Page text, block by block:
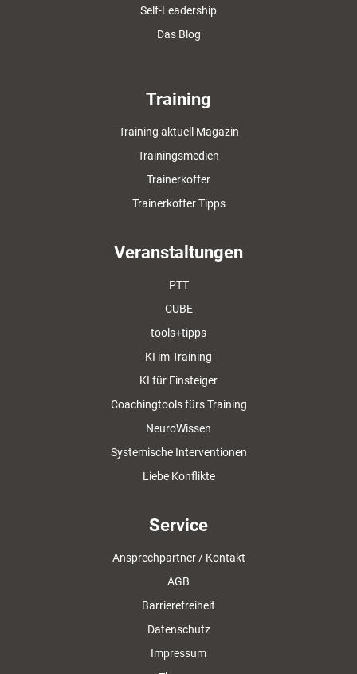
Self-Leadership
Das Blog
Training
Training aktuell Magazin
Trainingsmedien
Trainerkoffer
Trainerkoffer Tipps
Veranstaltungen
PTT
CUBE
tools+tipps
KI im Training
KI für Einsteiger
Coachingtools fürs Training
NeuroWissen
Systemische Interventionen
Liebe Konflikte
Service
Ansprechpartner / Kontakt
AGB
Barrierefreiheit
Datenschutz
Impressum